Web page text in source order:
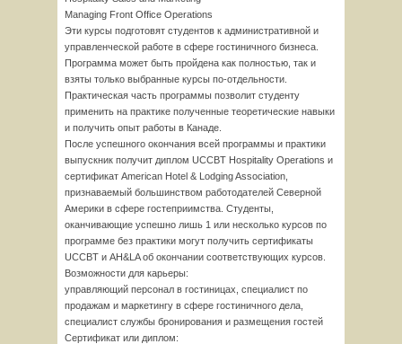
Managing Front Office Operations
Эти курсы подготовят студентов к административной и
управленческой работе в сфере гостиничного бизнеса.
Программа может быть пройдена как полностью, так и
взяты только выбранные курсы по-отдельности.
Практическая часть программы позволит студенту
применить на практике полученные теоретические навыки
и получить опыт работы в Канаде.
После успешного окончания всей программы и практики
выпускник получит диплом UCCBT Hospitality Operations и
сертификат American Hotel & Lodging Association,
признаваемый большинством работодателей Северной
Америки в сфере гостеприимства. Студенты,
оканчивающие успешно лишь 1 или несколько курсов по
программе без практики могут получить сертификаты
UCCBT и AH&LA об окончании соответствующих курсов.
Возможности для карьеры:
управляющий персонал в гостиницах, специалист по
продажам и маркетингу в сфере гостиничного дела,
специалист службы бронирования и размещения гостей
Сертификат или диплом: